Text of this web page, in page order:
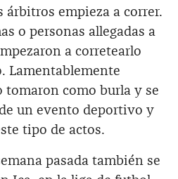
árbitros empieza a correr.
o personas allegadas a
a corretearlo
Lamentablemente
tomaron como burla y se
un evento deportivo y
tipo de actos.
pasada también se